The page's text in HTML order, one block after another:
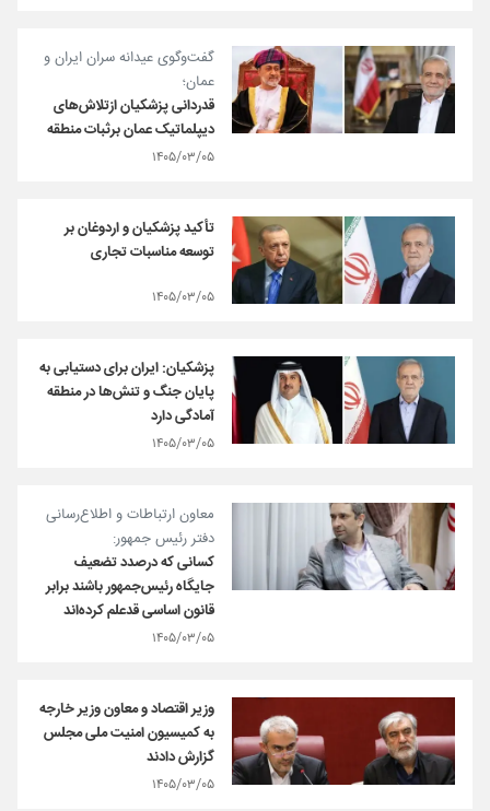
گفت‌وگوی عیدانه سران ایران و
عمان؛
قدردانی پزشکیان ازتلاش‌های
دیپلماتیک عمان برثبات منطقه
۱۴۰۵/۰۳/۰۵
تأکید پزشکیان و اردوغان بر
توسعه مناسبات تجاری
۱۴۰۵/۰۳/۰۵
پزشکیان: ایران برای دستیابی به
پایان جنگ و تنش‌ها در منطقه
آمادگی دارد
۱۴۰۵/۰۳/۰۵
معاون ارتباطات و اطلاع‌رسانی
دفتر رئیس جمهور:
کسانی که درصدد تضعیف
جایگاه رئیس‌جمهور باشند برابر
قانون اساسی قدعلم کرده‌اند
۱۴۰۵/۰۳/۰۵
وزیر اقتصاد و معاون وزیر خارجه
به کمیسیون امنیت ملی مجلس
گزارش دادند
۱۴۰۵/۰۳/۰۵